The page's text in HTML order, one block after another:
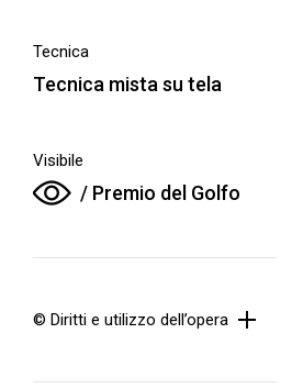
Tecnica
Tecnica mista su tela
Visibile
/ Premio del Golfo
© Diritti e utilizzo dell’opera